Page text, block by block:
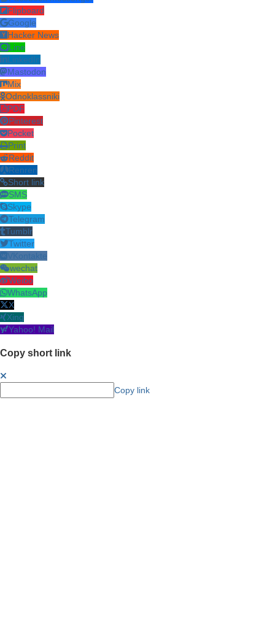
Flipboard
Google
Hacker News
Line
LinkedIn
Mastodon
Mix
Odnoklassniki
PDF
Pinterest
Pocket
Print
Reddit
Renren
Short link
SMS
Skype
Telegram
Tumblr
Twitter
VKontakte
wechat
Weibo
WhatsApp
X
Xing
Yahoo! Mail
Copy short link
Copy link